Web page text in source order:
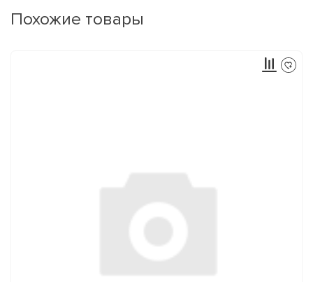
Похожие товары